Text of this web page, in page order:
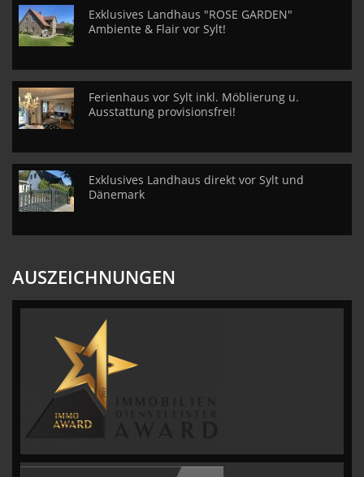
Exklusives Landhaus "ROSE GARDEN"
Ambiente & Flair vor Sylt!
Ferienhaus vor Sylt inkl. Möblierung u.
Ausstattung provisionsfrei!
Exklusives Landhaus direkt vor Sylt und
Dänemark
AUSZEICHNUNGEN